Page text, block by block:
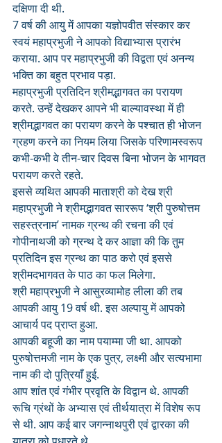
दक्षिणा दी थी.
7 वर्ष की आयु में आपका यज्ञोपवीत संस्कार कर
स्वयं महाप्रभुजी ने आपको विद्याभ्यास प्रारंभ
कराया. आप पर महाप्रभुजी की विद्वता एवं अनन्य
भक्ति का बहुत प्रभाव पड़ा.
महाप्रभुजी प्रतिदिन श्रीमद्भागवत का परायण
करते. उन्हें देखकर आपने भी बाल्यावस्था में ही
श्रीमद्भागवत का परायण करने के पश्चात ही भोजन
ग्रहण करने का नियम लिया जिसके परिणामस्वरूप
कभी-कभी वे तीन-चार दिवस बिना भोजन के भागवत
परायण करते रहते.
इससे व्यथित आपकी माताश्री को देख श्री
महाप्रभुजी ने श्रीमद्भागवत साररूप ‘श्री पुरुषोत्तम
सहस्त्रनाम’ नामक ग्रन्थ की रचना की एवं
गोपीनाथजी को ग्रन्थ दे कर आज्ञा की कि तुम
प्रतिदिन इस ग्रन्थ का पाठ करो एवं इससे
श्रीमदभागवत के पाठ का फल मिलेगा.
श्री महाप्रभुजी ने आसुरव्यामोह लीला की तब
आपकी आयु 19 वर्ष थी. इस अल्पायु में आपको
आचार्य पद प्राप्त हुआ.
आपकी बहूजी का नाम पयाम्मा जी था. आपको
पुरुषोत्तमजी नाम के एक पुत्र, लक्ष्मी और सत्यभामा
नाम की दो पुत्रियाँ हुई.
आप शांत एवं गंभीर प्रवृति के विद्वान थे. आपकी
रूचि ग्रंथों के अभ्यास एवं तीर्थयात्रा में विशेष रूप
से थी. आप कई बार जगन्नाथपुरी एवं द्वारका की